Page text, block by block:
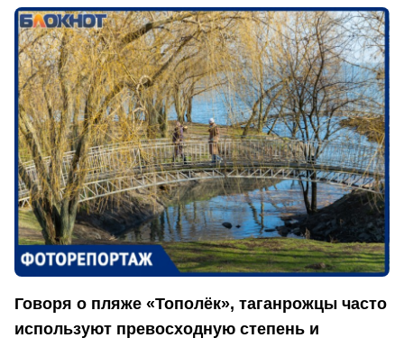
Говоря о пляже «Тополёк», таганрожцы часто
используют превосходную степень и